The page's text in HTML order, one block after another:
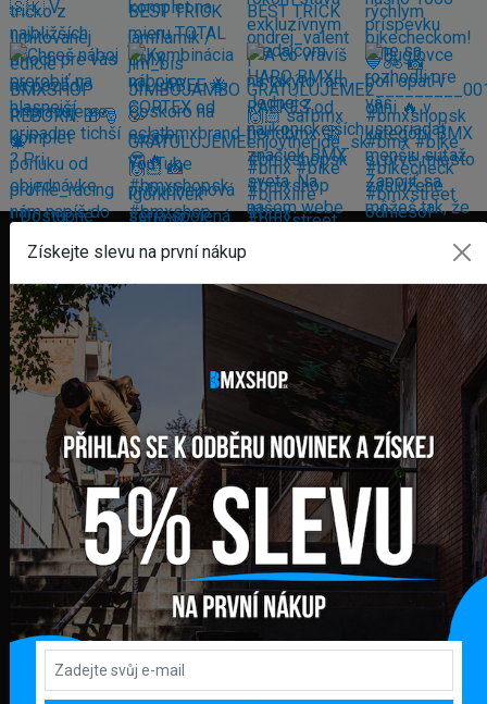
FAKTURAČNÍ ADRESA
GLOBAL DIAMONDS s. r. o.
Námestie sv. Martina 708/30
082 71 Lipany
+421 948 374 905
info@bmxshop.sk
Podporujeme online platby
DŮLEŽITÉ ODKAZY
PŘIHLÁŠENÍ
DODANÍ ZBOŽÍ A PLATBA
Získejte slevu na první nákup